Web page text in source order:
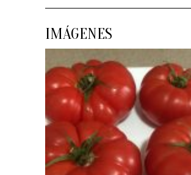
IMÁGENES